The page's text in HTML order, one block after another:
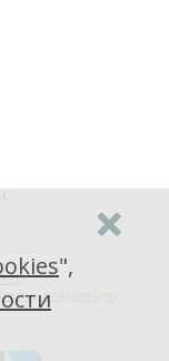
ЕС
получаемую
",